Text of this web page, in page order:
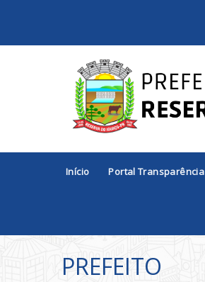
Início Portal Transparência
PREFEITO